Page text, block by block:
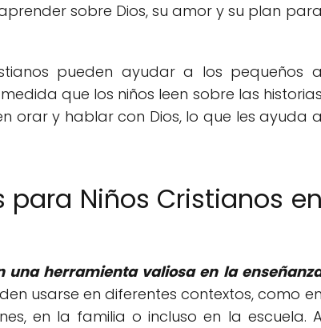
sobre Dios, su amor y su plan para
pueden ayudar a los pequeños a
que los niños leen sobre las historias
orar y hablar con Dios, lo que les ayuda a
para Niños Cristianos en
una herramienta valiosa en la
usarse en diferentes contextos, como en
en la familia o incluso en la escuela. A